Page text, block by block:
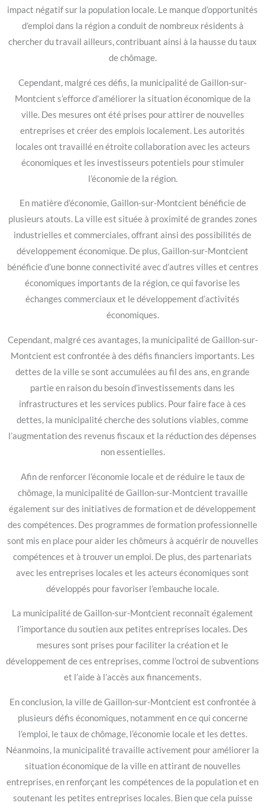
impact négatif sur la population locale. Le manque d’opportunités
d’emploi dans la région a conduit de nombreux résidents à
chercher du travail ailleurs, contribuant ainsi à la hausse du taux
de chômage.
Cependant, malgré ces défis, la municipalité de Gaillon-sur-
Montcient s’efforce d’améliorer la situation économique de la
ville. Des mesures ont été prises pour attirer de nouvelles
entreprises et créer des emplois localement. Les autorités
locales ont travaillé en étroite collaboration avec les acteurs
économiques et les investisseurs potentiels pour stimuler
l’économie de la région.
En matière d’économie, Gaillon-sur-Montcient bénéficie de
plusieurs atouts. La ville est située à proximité de grandes zones
industrielles et commerciales, offrant ainsi des possibilités de
développement économique. De plus, Gaillon-sur-Montcient
bénéficie d’une bonne connectivité avec d’autres villes et centres
économiques importants de la région, ce qui favorise les
échanges commerciaux et le développement d’activités
économiques.
Cependant, malgré ces avantages, la municipalité de Gaillon-sur-
Montcient est confrontée à des défis financiers importants. Les
dettes de la ville se sont accumulées au fil des ans, en grande
partie en raison du besoin d’investissements dans les
infrastructures et les services publics. Pour faire face à ces
dettes, la municipalité cherche des solutions viables, comme
l’augmentation des revenus fiscaux et la réduction des dépenses
non essentielles.
Afin de renforcer l’économie locale et de réduire le taux de
chômage, la municipalité de Gaillon-sur-Montcient travaille
également sur des initiatives de formation et de développement
des compétences. Des programmes de formation professionnelle
sont mis en place pour aider les chômeurs à acquérir de nouvelles
compétences et à trouver un emploi. De plus, des partenariats
avec les entreprises locales et les acteurs économiques sont
développés pour favoriser l’embauche locale.
La municipalité de Gaillon-sur-Montcient reconnaît également
l’importance du soutien aux petites entreprises locales. Des
mesures sont prises pour faciliter la création et le
développement de ces entreprises, comme l’octroi de subventions
et l’aide à l’accès aux financements.
En conclusion, la ville de Gaillon-sur-Montcient est confrontée à
plusieurs défis économiques, notamment en ce qui concerne
l’emploi, le taux de chômage, l’économie locale et les dettes.
Néanmoins, la municipalité travaille activement pour améliorer la
situation économique de la ville en attirant de nouvelles
entreprises, en renforçant les compétences de la population et en
soutenant les petites entreprises locales. Bien que cela puisse